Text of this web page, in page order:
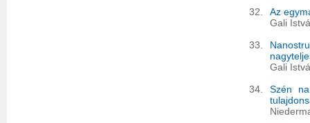
32.
Az
Gali
33.
Gali
34.
Szén